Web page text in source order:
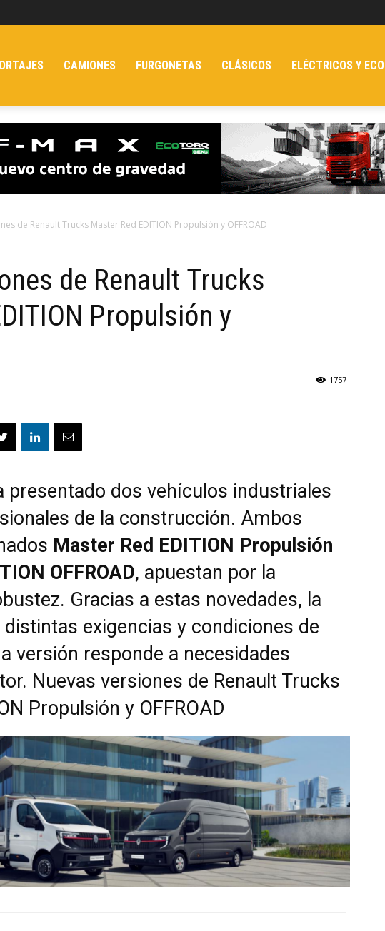
CAMIONES FURGONETAS CLÁSICOS ELÉCTRICOS Y ECO
de Renault Trucks Master Red EDITION Propulsión y OFFROAD
de Renault Trucks
Propulsión y
1757
presentado dos vehículos industriales
de la construcción. Ambos
Master Red EDITION Propulsión
OFFROAD, apuestan por la
Gracias a estas novedades, la
exigencias y condiciones de
versión responde a necesidades
Nuevas versiones de Renault Trucks
Propulsión y OFFROAD